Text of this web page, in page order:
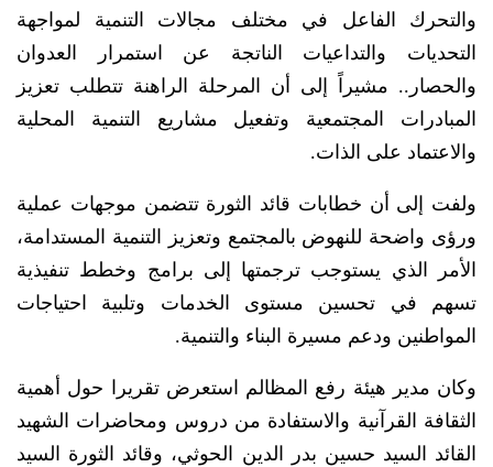
والتحرك الفاعل في مختلف مجالات التنمية لمواجهة
التحديات والتداعيات الناتجة عن استمرار العدوان
والحصار.. مشيراً إلى أن المرحلة الراهنة تتطلب تعزيز
المبادرات المجتمعية وتفعيل مشاريع التنمية المحلية
والاعتماد على الذات.
ولفت إلى أن خطابات قائد الثورة تتضمن موجهات عملية
ورؤى واضحة للنهوض بالمجتمع وتعزيز التنمية المستدامة،
الأمر الذي يستوجب ترجمتها إلى برامج وخطط تنفيذية
تسهم في تحسين مستوى الخدمات وتلبية احتياجات
المواطنين ودعم مسيرة البناء والتنمية.
وكان مدير هيئة رفع المظالم استعرض تقريرا حول أهمية
الثقافة القرآنية والاستفادة من دروس ومحاضرات الشهيد
القائد السيد حسين بدر الدين الحوثي، وقائد الثورة السيد